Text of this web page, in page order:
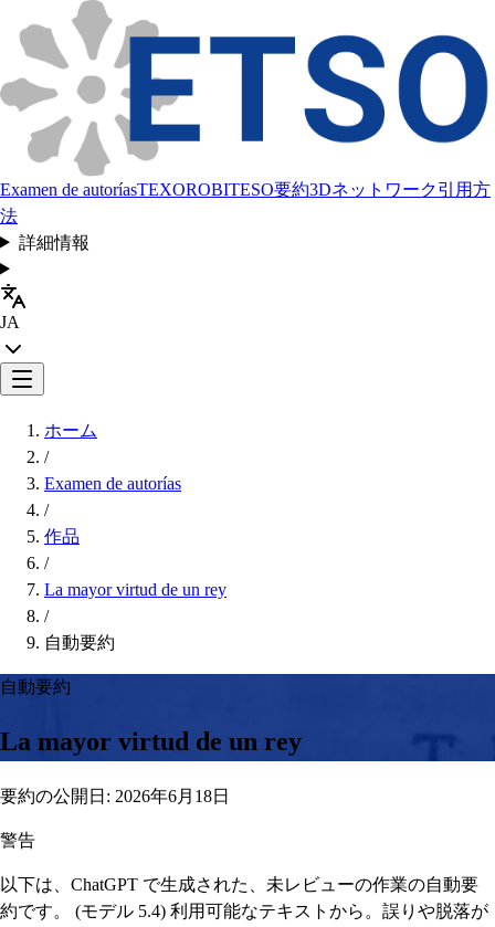
Examen de autoríasTEXOROBITESO要約3Dネットワーク引用方
法
詳細情報
JA
ホーム
/
Examen de autorías
/
作品
/
La mayor virtud de un rey
/
自動要約
自動要約
La mayor virtud de un rey
要約の公開日: 2026年6月18日
警告
以下は、ChatGPT で生成された、未レビューの作業の自動要
約です。 (モデル 5.4) 利用可能なテキストから。誤りや脱落が